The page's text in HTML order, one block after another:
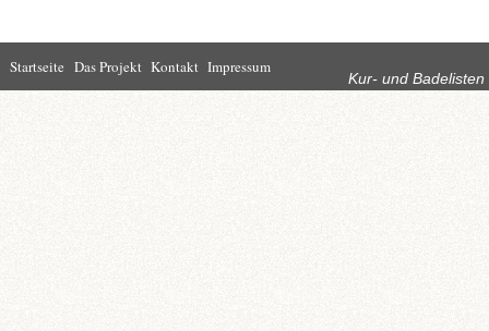
Startseite
Leben in Bad
Homburg
Rathaus
Kultur Wirtschaft
Kur und
Tourismus
Kur- und Badelisten
Startseite Das Projekt Kontakt Impressum